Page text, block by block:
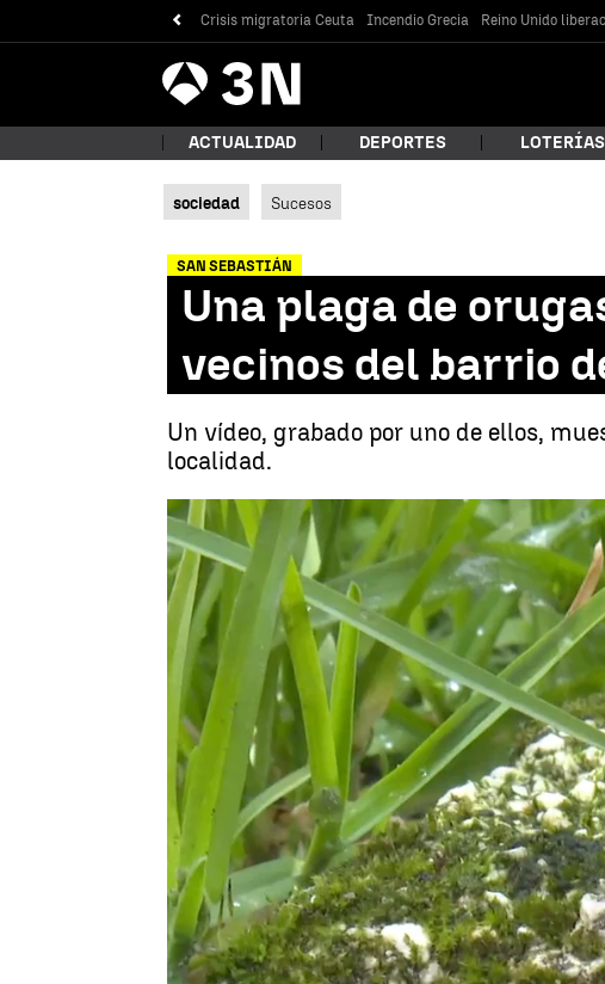
Crisis migratoria Ceuta Incendio Grecia Reino Unido
Antena
3 Noticias
¿Qué
Buscar
ACTUALIDAD DEPORTES LOTERÍAS
sociedad Sucesos
SAN SEBASTIÁN
Una plaga de
vecinos del barrio
Un vídeo, grabado por uno de ellos,
localidad.
Una
Gonzalo Masip
Publicado:09 de febrero de 2025, 18:30